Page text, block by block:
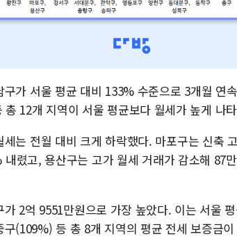
가 서울 평균 대비 133% 수준으로 3개월 연
12개 지역이 서울 평균보다 월세가 높게 나
는 전월 대비 크게 하락했다. 마포구는 신축
렸고, 용산구는 고가 월세 거래가 감소해 87
2억 9551만원으로 가장 높았다. 이는 서울
(109%) 등 총 8개 지역의 평균 전세 보증금